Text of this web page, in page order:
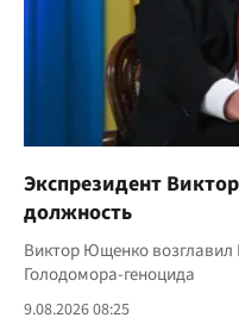
Экспрезидент
должность
Виктор Ющенко
Голодомора-геноцида
9.08.2026 08:25